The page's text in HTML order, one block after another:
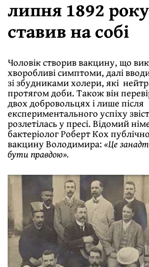
липня 1892
ставив на собі
Чоловік створив вакцину, що
хворобливі симптоми, далі
зі збудниками холери, які
протягом доби. Також він
двох добровольцях і лише після
експериментального успіху
розлетілась у пресі. Відомий
бактеріолог Роберт Кох
вакцину Володимира:«Це
бути правдою».